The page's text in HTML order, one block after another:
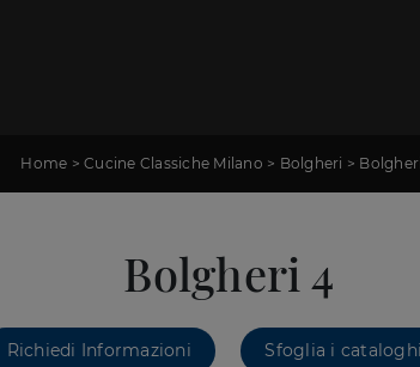
Home > Cucine Classiche Milano > Bolgheri >
Bolgheri 4
Richiedi Informazioni Sfoglia i cataloghi